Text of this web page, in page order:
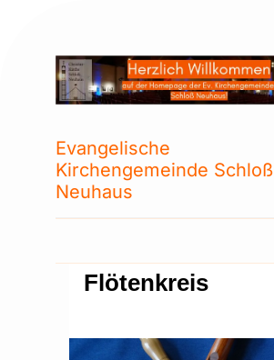
Evangelische
Kirchengemeinde Schloß
Neuhaus
Flötenkreis